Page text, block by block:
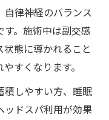
律神経のバランス
。施術中は副交感
態に導かれること
すくなります。
積しやすい方、睡眠
ッドスパ利用が効果